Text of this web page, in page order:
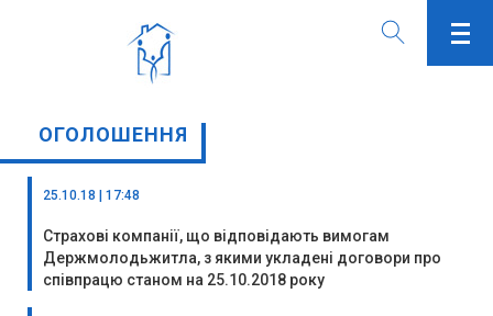
ОГОЛОШЕННЯ
25.10.18 | 17:48
Страхові компанії, що відповідають вимогам
Держмолодьжитла, з якими укладені договори про
співпрацю станом на 25.10.2018 року